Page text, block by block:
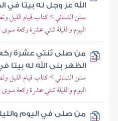
الله عز وجل له بيتا في
سنن النسائي > كتاب قيام الليل
اليوم والليلة ثنتي عشرة ركعة سوى
من صلى ثنتي عشرة
الظهر بنى الله له بيتا
سنن النسائي > كتاب قيام الليل
اليوم والليلة ثنتي عشرة ركعة سوى
من صلى في اليوم